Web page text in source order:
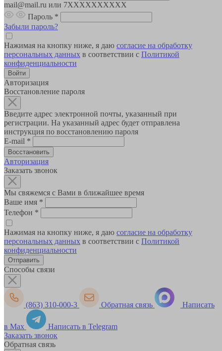
mail@mail.ru или 7XXXXXXXXXX
Пароль *
Забыли пароль?
Нажимая на кнопку ниже, я даю согласие на обработку
персональных данных в соответствии с Политикой
конфиденциальности
Авторизация
Восстановление пароля
Введите адрес электронной почты, указанный при
регистрации. На указанный адрес будет отправлена
инструкция по восстановлению пароля
E-mail *
Авторизация
Заказать звонок
Мы свяжемся с Вами в ближайшее время
Ваше имя *
Телефон *
Нажимая на кнопку ниже, я даю согласие на обработку
персональных данных в соответствии с Политикой
конфиденциальности
Способы связи
(863) 310-000-3 Обратная связь Написать
в Max
Написать в Telegram
Заказать звонок
Обратная связь